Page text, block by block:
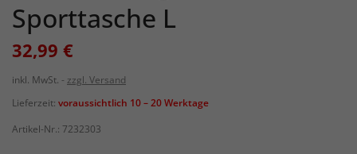
Sporttasche L
32,99 €
inkl. MwSt.
zzgl. Versand
Lieferzeit: voraussichtlich 10 – 20 Werktage
Artikel-Nr.: 7232303